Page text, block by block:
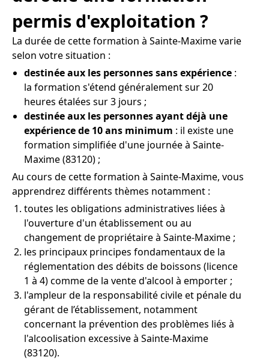
permis d'exploitation ?
La durée de cette formation à Sainte-Maxime varie
selon votre situation :
destinée aux les personnes sans expérience :
la formation s'étend généralement sur 20
heures étalées sur 3 jours ;
destinée aux les personnes ayant déjà une
expérience de 10 ans minimum : il existe une
formation simplifiée d'une journée à Sainte-
Maxime (83120) ;
Au cours de cette formation à Sainte-Maxime, vous
apprendrez différents thèmes notamment :
toutes les obligations administratives liées à
l'ouverture d'un établissement ou au
changement de propriétaire à Sainte-Maxime ;
les principaux principes fondamentaux de la
réglementation des débits de boissons (licence
1 à 4) comme de la vente d'alcool à emporter ;
l'ampleur de la responsabilité civile et pénale du
gérant de l’établissement, notamment
concernant la prévention des problèmes liés à
l'alcoolisation excessive à Sainte-Maxime
(83120).